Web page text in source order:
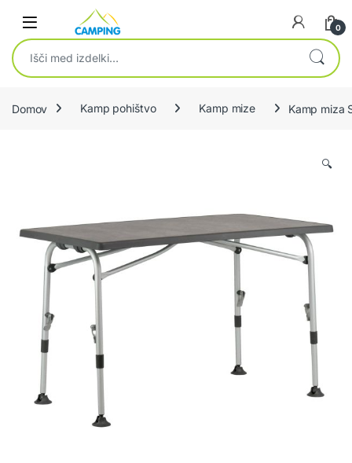
0
Išči:
Domov Kamp pohištvo Kamp mize Kamp miza
🔍